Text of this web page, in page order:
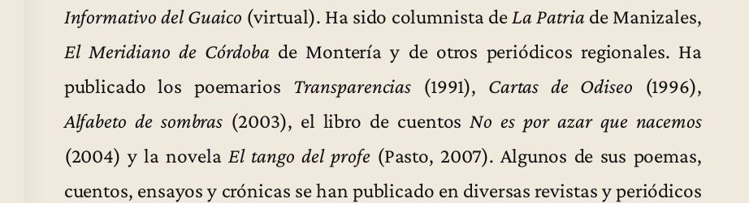
Informativo del Guaico (virtual). Ha sido columnista de La Patriade Manizales,
El Meridiano de Córdobade Montería y de otros periódicos regionales. Ha
publicado los poemarios Transparencias (1991), Cartas de Odiseo (1996),
Alfabeto de sombras (2003), el libro de cuentos No es por azar que nacemos
(2004) y la novela El tango del profe(Pasto, 2007). Algunos de sus poemas,
cuentos, ensayos y crónicas se han publicado en diversas revistas y periódicos